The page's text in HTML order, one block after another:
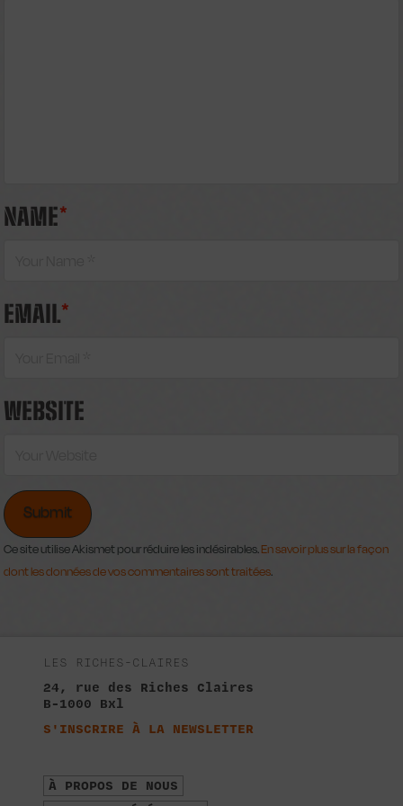
NAME*
EMAIL*
WEBSITE
Ce site utilise Akismet pour réduire les indésirables. En savoir plus sur la façon
dont les données de vos commentaires sont traitées
LES RICHES-CLAIRES
24, rue des Riches Claires
B-1000 Bxl
S'INSCRIRE À LA NEWSLETTER
À PROPOS DE NOUS